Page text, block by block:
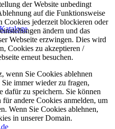
der Website unbedingt
auf die Funktionsweise
Cookies jederzeit blockieren oder
ändern und das
Webseite erzwingen. Dies wird
Cookies zu akzeptieren /
erneut besuchen.
wenn Sie Cookies ablehnen
immer wieder zu fragen,
dafür zu speichern. Sie können
andere Cookies anmelden, um
Wenn Sie Cookies ablehnen,
in unserer Domain.